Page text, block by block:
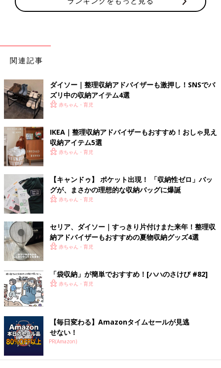
関連記事
ダイソー｜整理収納アドバイザーも激押し！SNSでバ
ズリ中の収納アイテム4選
赤ちゃん・育児
IKEA｜整理収納アドバイザーもおすすめ！おしゃ見え
収納アイテム5選
赤ちゃん・育児
【キャンドゥ】 ポケット出現！ 「収納性ゼロ」バッ
グが、まさかの理想的な収納バッグに爆誕
赤ちゃん・育児
セリア、ダイソー｜すっきり片付けまた来年！整理収
納アドバイザーもおすすめの夏物収納グッズ4選
赤ちゃん・育児
「袋収納」が簡単でおすすめ！[ハハのさけび #82]
赤ちゃん・育児
【毎日変わる】Amazonタイムセールが見逃
せない！
PR(Amazon)